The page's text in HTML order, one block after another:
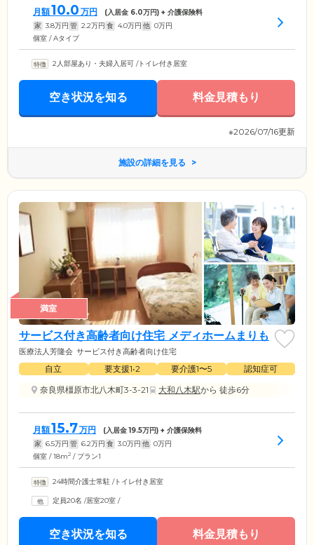
月額10.0 万円 (入居金 6.0万円) + 介護保険料
家 3.8万円 管 2.2万円 食 4.0万円 他 0万円
個室 / Aタイプ
2人部屋あり・夫婦入居可 /トイレ付き居室
空き状況を知る 料金見積もり
※2026/07/16更新
施設の詳細を見る
満室
サービス付き高齢者向け住宅 メディホームまりも
医療法人芳隆会 サービス付き高齢者向け住宅
自立 要支援1•2 要介護1〜5
認知症可
奈良県橿原市北八木町3-3-21
大和八木駅から 徒歩6分
月額15.7万円 (入居金19.5万円) + 介護保険料
家 6.5万円 管 6.2万円 食 3.0万円 他 0万円
個室 / 18m2 / プラン1
24時間介護士常駐 /トイレ付き居室
定員20名 /居室20室 /
空き状況を知る 料金見積もり